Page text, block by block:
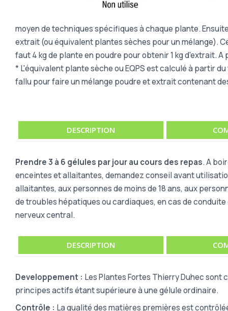
moyen de techniques spécifiques à chaque plante.
extrait (ou équivalent plantes sèches pour un mélange).
faut 4 kg de plante en poudre pour obtenir 1 kg d'extrait.
* L'équivalent plante sèche ou EQPS est calculé à partir
fallu pour faire un mélange poudre et extrait contenant
DESCRIPTION
Prendre 3 à 6 gélules par jour au cours des repas. A
enceintes et allaitantes, demandez conseil avant
allaitantes, aux personnes de moins de 18 ans, aux
de troubles hépatiques ou cardiaques, en cas de
nerveux central.
DESCRIPTION
Developpement : Les Plantes Fortes Thierry Duhec
principes actifs étant supérieure à une gélule ordinaire.
Contrôle : La qualité des matières premières est